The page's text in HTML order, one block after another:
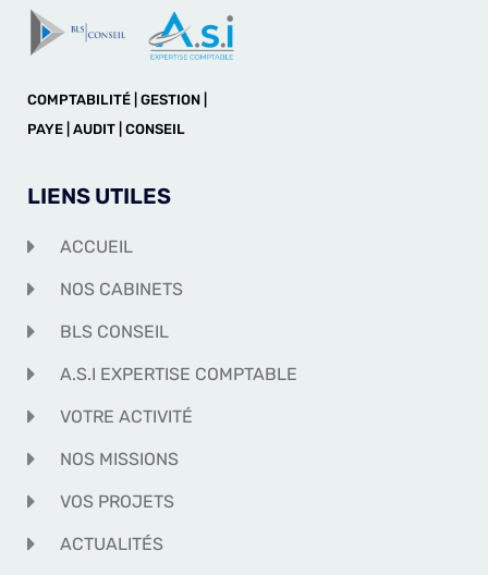
COMPTABILITÉ | GESTION |
PAYE | AUDIT | CONSEIL
LIENS UTILES
ACCUEIL
NOS CABINETS
BLS CONSEIL
A.S.I EXPERTISE COMPTABLE
VOTRE ACTIVITÉ
NOS MISSIONS
VOS PROJETS
ACTUALITÉS